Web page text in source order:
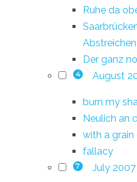
Ruhe da
Abstreichen
Der ganz
4 August
burn my
Neulich an
with a
fallacy
7 July 2007